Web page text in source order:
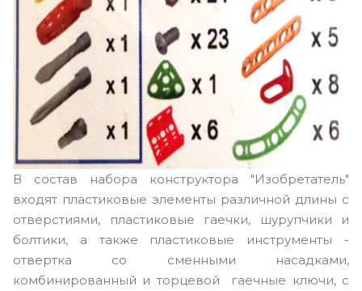
В состав набора конструктора "Изобретатель"
входят пластиковые элементы различной длины с
отверстиями, пластиковые гаечки, шурупчики и
болтики, а также пластиковые инструменты -
отвертка со сменными насадками,
комбинированный и торцевой гаечные ключи, с